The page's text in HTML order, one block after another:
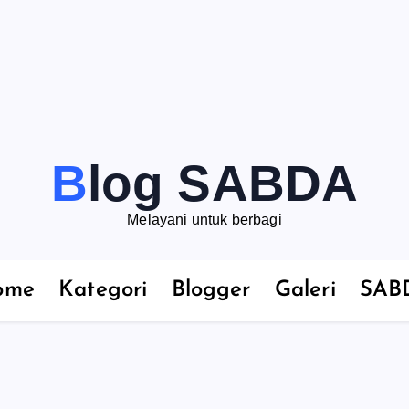
Blog SABDA
Melayani untuk berbagi
Kategori Blogger Galeri